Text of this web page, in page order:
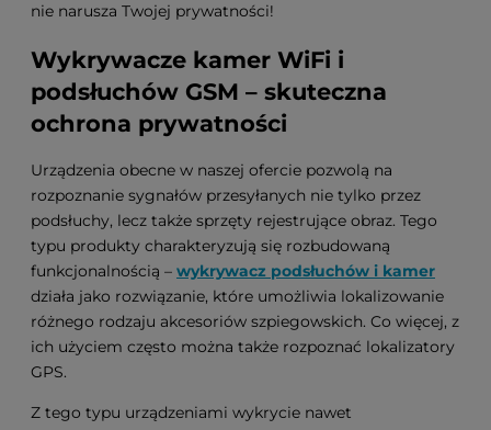
nie narusza Twojej prywatności!
Wykrywacze kamer WiFi i
podsłuchów GSM – skuteczna
ochrona prywatności
Urządzenia obecne w naszej ofercie pozwolą na
rozpoznanie sygnałów przesyłanych nie tylko przez
podsłuchy, lecz także sprzęty rejestrujące obraz. Tego
typu produkty charakteryzują się rozbudowaną
funkcjonalnością – wykrywacz podsłuchów i kamer
działa jako rozwiązanie, które umożliwia lokalizowanie
różnego rodzaju akcesoriów szpiegowskich. Co więcej, z
ich użyciem często można także rozpoznać lokalizatory
GPS.
Z tego typu urządzeniami wykrycie nawet